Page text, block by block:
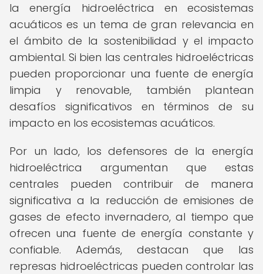
la energía hidroeléctrica en ecosistemas
acuáticos es un tema de gran relevancia en
el ámbito de la sostenibilidad y el impacto
ambiental. Si bien las centrales hidroeléctricas
pueden proporcionar una fuente de energía
limpia y renovable, también plantean
desafíos significativos en términos de su
impacto en los ecosistemas acuáticos.
Por un lado, los defensores de la energía
hidroeléctrica argumentan que estas
centrales pueden contribuir de manera
significativa a la reducción de emisiones de
gases de efecto invernadero, al tiempo que
ofrecen una fuente de energía constante y
confiable. Además, destacan que las
represas hidroeléctricas pueden controlar las